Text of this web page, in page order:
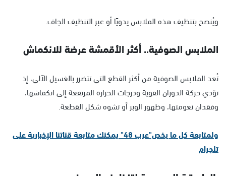
ويُنصح بتنظيف هذه الملابس يدويًا أو عبر التنظيف الجاف.
الملابس الصوفية.. أكثر الأقمشة عرضة للانكماش
تُعد الملابس الصوفية من أكثر القطع التي تتضرر بالغسيل الآلي، إذ
تؤدي حركة الدوران القوية ودرجات الحرارة المرتفعة إلى انكماشها،
وفقدان نعومتها، وظهور الوبر أو تشوه شكل القطعة.
ولمتابعة كل ما يخص"عرب 48" يمكنك متابعة قناتنا الإخبارية على
تلجرام